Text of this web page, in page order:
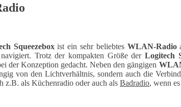
Squeezeboxist ein sehr beliebtes WLAN-Radio
Trotz der kompakten Größe derLogitech
der Konzeption gedacht. Neben den gängigen
von den Lichtverhältnis, sondern auch die
z.B. als Küchenradio oder auch als Badradio, wenn